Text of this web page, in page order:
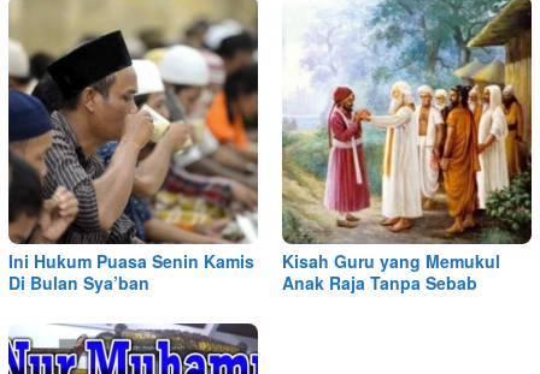
Ini Hukum Puasa Senin Kamis
Di Bulan Sya’ban
Kisah Guru yang Memukul
Anak Raja Tanpa Sebab